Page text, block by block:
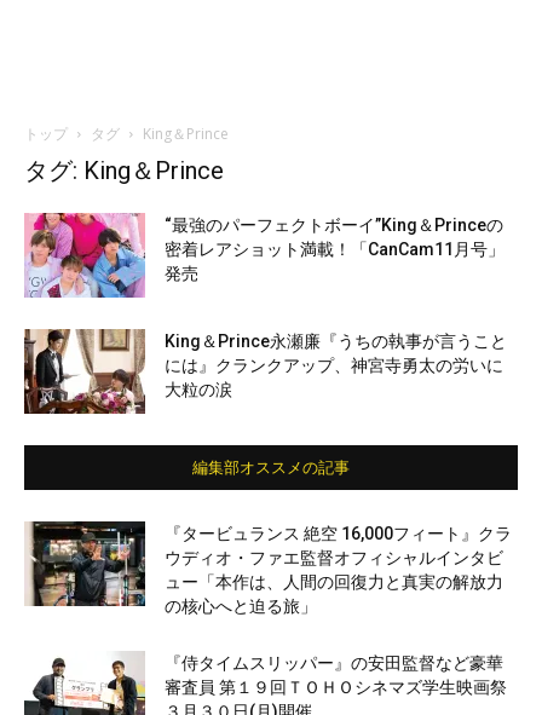
トップ タグ King＆Prince
タグ: King＆Prince
“最強のパーフェクトボーイ”King＆Princeの
密着レアショット満載！「CanCam11月号」
発売
King＆Prince永瀬廉『うちの執事が言うこと
には』クランクアップ、神宮寺勇太の労いに
大粒の涙
編集部オススメの記事
『タービュランス 絶空 16,000フィート』クラ
ウディオ・ファエ監督オフィシャルインタビ
ュー「本作は、人間の回復力と真実の解放力
の核心へと迫る旅」
『侍タイムスリッパー』の安田監督など豪華
審査員 第１９回ＴＯＨＯシネマズ学生映画祭